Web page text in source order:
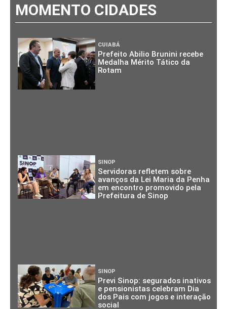
MOMENTO CIDADES
CUIABÁ
Prefeito Abilio Brunini recebe
Medalha Mérito Tático da
Rotam
SINOP
Servidoras refletem sobre
avanços da Lei Maria da Penha
em encontro promovido pela
Prefeitura de Sinop
SINOP
Previ Sinop: segurados inativos
e pensionistas celebram Dia
dos Pais com jogos e interação
social